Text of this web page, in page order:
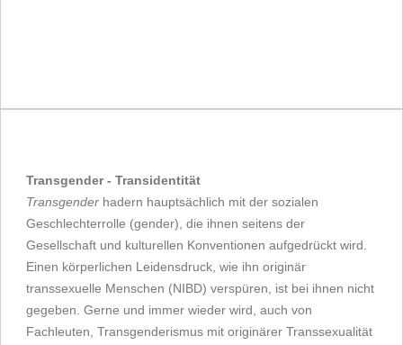
Transgender - Transidentität
Transgender hadern hauptsächlich mit der sozialen
Geschlechterrolle (gender), die ihnen seitens der
Gesellschaft und kulturellen Konventionen aufgedrückt wird.
Einen körperlichen Leidensdruck, wie ihn originär
transsexuelle Menschen (NIBD) verspüren, ist bei ihnen nicht
gegeben. Gerne und immer wieder wird, auch von
Fachleuten, Transgenderismus mit originärer Transsexualität